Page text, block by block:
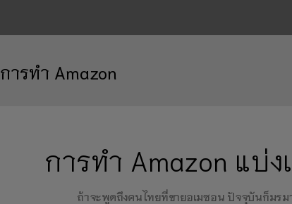
การทำ Amazon
การทำ Amazon แบ่
ถ้าจะพูดถึงคนไทยที่ขายอเมซอน ปัจจุบันก็มรม